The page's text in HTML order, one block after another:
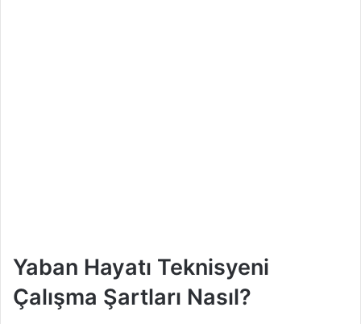
Yaban Hayatı Teknisyeni
Çalışma Şartları Nasıl?